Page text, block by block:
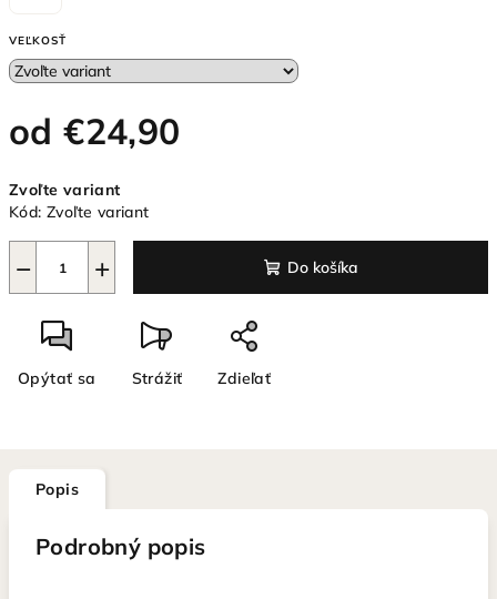
VEĽKOSŤ
od€24,90
cena:
Zvoľte variant
Kód: Zvoľte variant
+
− Do košíka
Opýtať sa Strážiť Zdieľať
Popis
Podrobný popis